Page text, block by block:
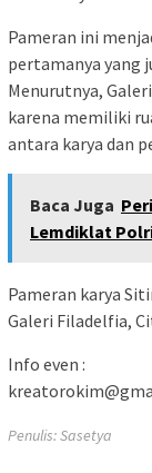
Pameran ini
pertamanya yang
Menurutnya,
karena memiliki
antara karya dan
Baca Juga
Lemdiklat
Pameran karya
Galeri Filadelfia,
Info even :
Penulis: Sasetya